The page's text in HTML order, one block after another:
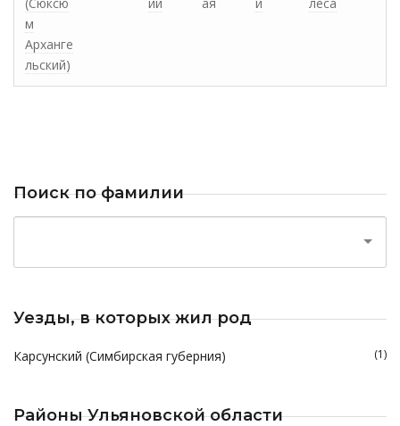
м
Арханге
льский)
Поиск по фамилии
Уезды, в которых жил род
Карсунский (Симбирская губерния) (1)
Районы Ульяновской области